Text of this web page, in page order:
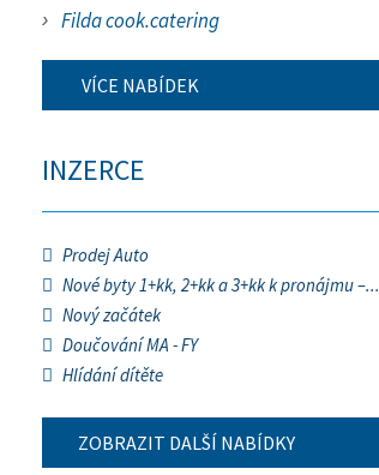
Filda cook.catering
VÍCE NABÍDEK
INZERCE
Prodej Auto
Nové byty 1+kk, 2+kk a 3+kk k pronájmu –...
Nový začátek
Doučování MA - FY
Hlídání dítěte
ZOBRAZIT DALŠÍ NABÍDKY